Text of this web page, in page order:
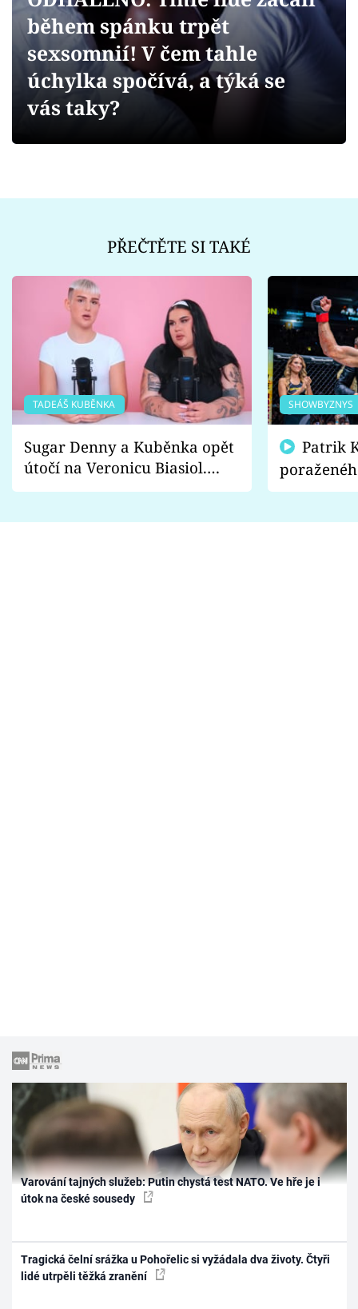
Videa
Sledujte prima+
během spánku trpět
sexsomnií! V čem tahle
úchylka spočívá, a týká se
vás taky?
PŘEČTĚTE SI TAKÉ
TADEÁŠ KUBĚNKA
Sugar Denny a Kuběnka opět
útočí na Veronicu Biasiol.
Proč je podle nich falešná a
SHOWBYZNYS
fanoušci
Varování tajných služeb: Putin chystá test NATO. Ve hře je i
útok na české sousedy
Tragická čelní srážka u Pohořelic si vyžádala dva životy. Čtyři
lidé utrpěli těžká zranění